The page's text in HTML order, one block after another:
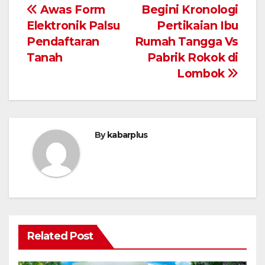
Navigasi
pos
Begini Kronologi
Pertikaian Ibu
Rumah Tangga Vs
Pabrik Rokok di
Lombok
Awas Form
Elektronik Palsu
Pendaftaran
Tanah
Bykabarplus
Related Post